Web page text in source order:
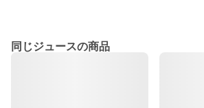
同じジュースの商品